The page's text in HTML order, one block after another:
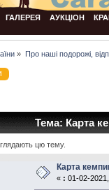
ГАЛЕРЕЯ АУКЦІОН
» Про наші подорожі,
Тема: Карта
цю тему.
Карта
« : 01-02-